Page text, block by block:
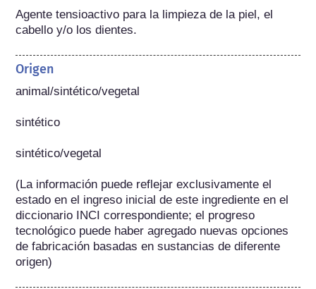
Agente tensioactivo para la limpieza de la piel, el
cabello y/o los dientes.
Origen
animal/sintético/vegetal
sintético
sintético/vegetal
(La información puede reflejar exclusivamente el
estado en el ingreso inicial de este ingrediente en el
diccionario INCI correspondiente; el progreso
tecnológico puede haber agregado nuevas opciones
de fabricación basadas en sustancias de diferente
origen)